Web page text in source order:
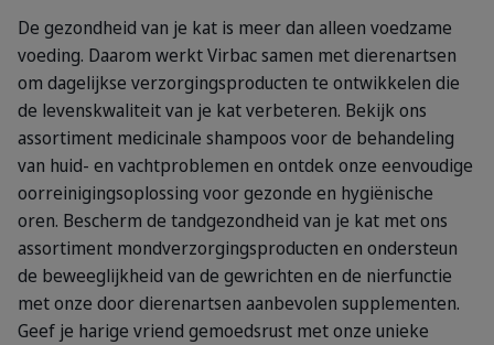
De gezondheid van je kat is meer dan alleen voedzame
voeding. Daarom werkt Virbac samen met dierenartsen
om dagelijkse verzorgingsproducten te ontwikkelen die
de levenskwaliteit van je kat verbeteren. Bekijk ons
assortiment medicinale shampoos voor de behandeling
van huid- en vachtproblemen en ontdek onze eenvoudige
oorreinigingsoplossing voor gezonde en hygiënische
oren. Bescherm de tandgezondheid van je kat met ons
assortiment mondverzorgingsproducten en ondersteun
de beweeglijkheid van de gewrichten en de nierfunctie
met onze door dierenartsen aanbevolen supplementen.
Geef je harige vriend gemoedsrust met onze unieke